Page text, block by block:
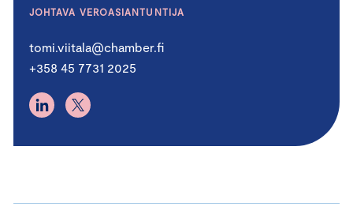
JOHTAVA VEROASIANTUNTIJA
tomi.viitala@chamber.fi
+358 45 7731 2025